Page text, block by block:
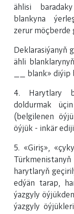
ählisi
blankyna
zerur möçberde
Deklarasiýanyň
ähli
__ blank» diýip
4. Harytlary
doldurmak
(belgilenen
öýjük - inkär
5. «Giriş»,
harytlaryň
edýän tarap,
ýazgyly
ýazgyly